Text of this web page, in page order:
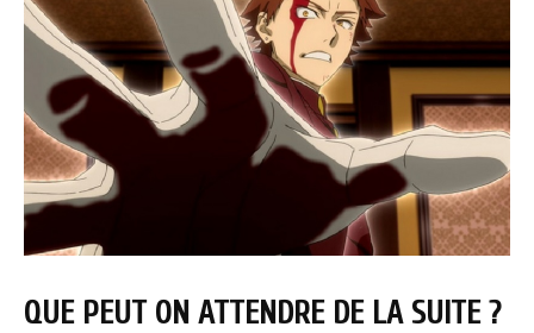
QUE PEUT ON ATTENDRE DE LA SUITE ?